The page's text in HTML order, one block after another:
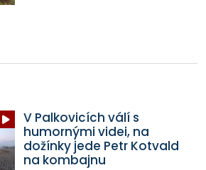
V Palkovicích válí s
humornými videi, na
dožínky jede Petr Kotvald
na kombajnu